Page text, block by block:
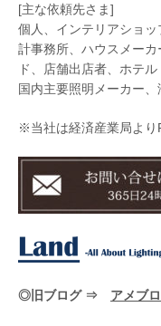
[主な依頼先さま]
個人、インテリアショ
計事務所、ハウスメー
ド、店舗出店者、ホテ
国内主要照明メーカー
※当社は経済産業局より
◎旧ブログ ⇒ アメブロ